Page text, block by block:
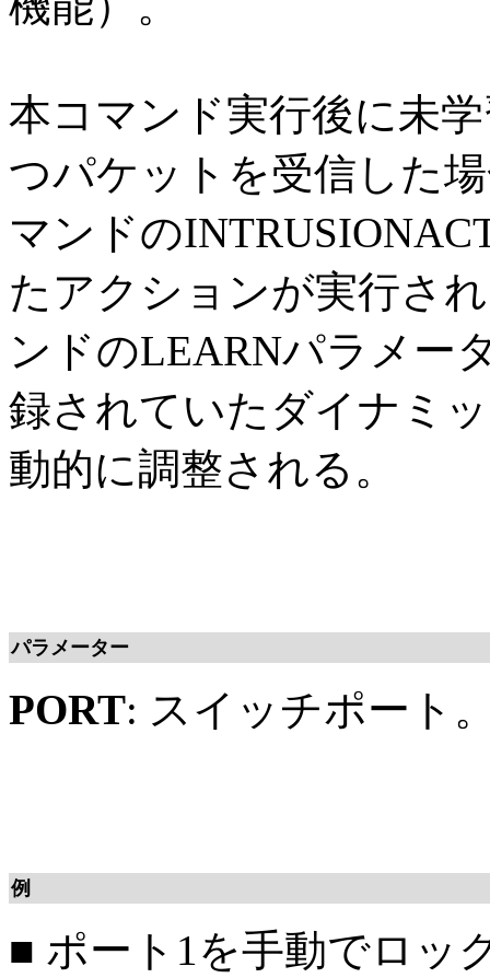
本コマンド実行後に未
つパケットを受信した
マンドの
たアクションが実行さ
ンドのLEARNパラメー
録されていたダイナミ
動的に調整される。
パラメーター
PORT: スイッチポート
例
■ ポート1を手動でロッ